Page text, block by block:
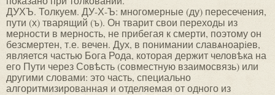
ДУХЪ. Толкуем. ДУ-Х-Ъ: многомерные (ду) пересечения,
пути (х) тварящий (ъ). Он тварит свои переходы из
мерности в мерность, не прибегая к смерти, поэтому он
безсмертен, т.е. вечен. Дух, в понимании славѧноарiев,
является частью Бога Рода, которая держит человѣка на
его Пути через Совѣсть (совместную взаимосвязь) или
другими словами: это часть, специально
алгоритмизированная и отделяемая от одного из